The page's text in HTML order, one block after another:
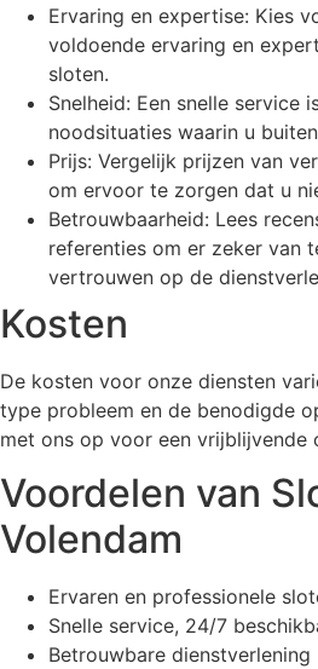
Ervaring en expertise: Kies
voldoende ervaring en
sloten.
Snelheid: Een snelle service
noodsituaties waarin u
Prijs: Vergelijk prijzen van
om ervoor te zorgen dat u
Betrouwbaarheid: Lees
referenties om er zeker van
vertrouwen op de
Kosten
De kosten voor onze diensten
type probleem en de benodigde
met ons op voor een vrijblijvende
Voordelen van
Volendam
Ervaren en professionele
Snelle service, 24/7
Betrouwbare dienstverlening